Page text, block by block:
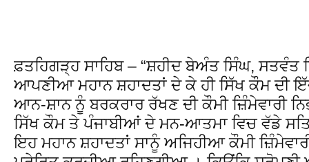
ਫ਼ਤਹਿਗੜ੍ਹ ਸਾਹਿਬ – “ਸ਼ਹੀਦ ਬੇਅੰਤ ਸਿੰਘ,
ਆਪਣੀਆ ਮਹਾਨ ਸ਼ਹਾਦਤਾਂ ਦੇ ਕੇ ਹੀ ਸਿੱਖ ਕੌਮ ਦੀ
ਆਨ-ਸ਼ਾਨ ਨੂੰ ਬਰਕਰਾਰ ਰੱਖਣ ਦੀ ਕੌਮੀ ਜ਼ਿੰਮੇਵਾਰੀ
ਸਿੱਖ ਕੌਮ ਤੇ ਪੰਜਾਬੀਆਂ ਦੇ ਮਨ-ਆਤਮਾ ਵਿਚ ਵੱਡੇ
ਇਹ ਮਹਾਨ ਸ਼ਹਾਦਤਾਂ ਸਾਨੂੰ ਅਜਿਹੀਆ ਕੌਮੀ